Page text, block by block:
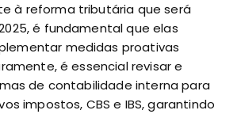
à reforma tributária que será
é fundamental que elas
medidas proativas
é essencial revisar e
de contabilidade interna para
impostos, CBS e IBS, garantindo